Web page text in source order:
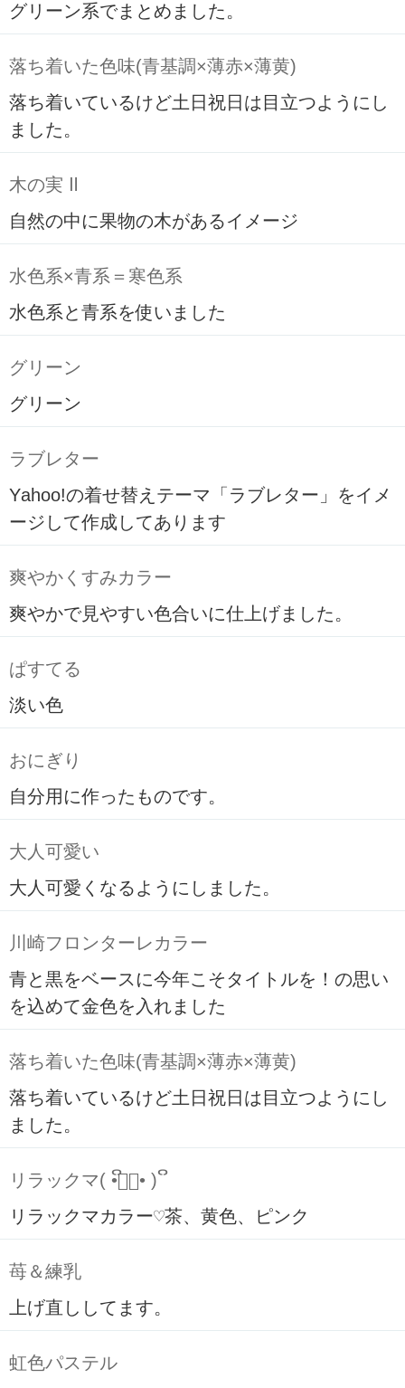
グリーン系でまとめました。
落ち着いた色味(青基調×薄赤×薄黄)
落ち着いているけど土日祝日は目立つようにし
ました。
木の実 Ⅱ
自然の中に果物の木があるイメージ
水色系×青系＝寒色系
水色系と青系を使いました
グリーン
グリーン
ラブレター
Yahoo!の着せ替えテーマ「ラブレター」をイメ
ージして作成してあります
爽やかくすみカラー
爽やかで見やすい色合いに仕上げました。
ぱすてる
淡い色
おにぎり
自分用に作ったものです。
大人可愛い
大人可愛くなるようにしました。
川崎フロンターレカラー
青と黒をベースに今年こそタイトルを！の思い
を込めて金色を入れました
落ち着いた色味(青基調×薄赤×薄黄)
落ち着いているけど土日祝日は目立つようにし
ました。
リラックマ( ິ•ᆺ⃘• )ິ
リラックマカラー♡茶、黄色、ピンク
苺＆練乳
上げ直ししてます。
虹色パステル